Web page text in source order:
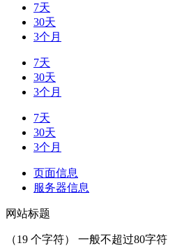
7天
30天
3个月
7天
30天
3个月
7天
30天
3个月
页面信息
服务器信息
网站标题
（19 个字符） 一般不超过80字符